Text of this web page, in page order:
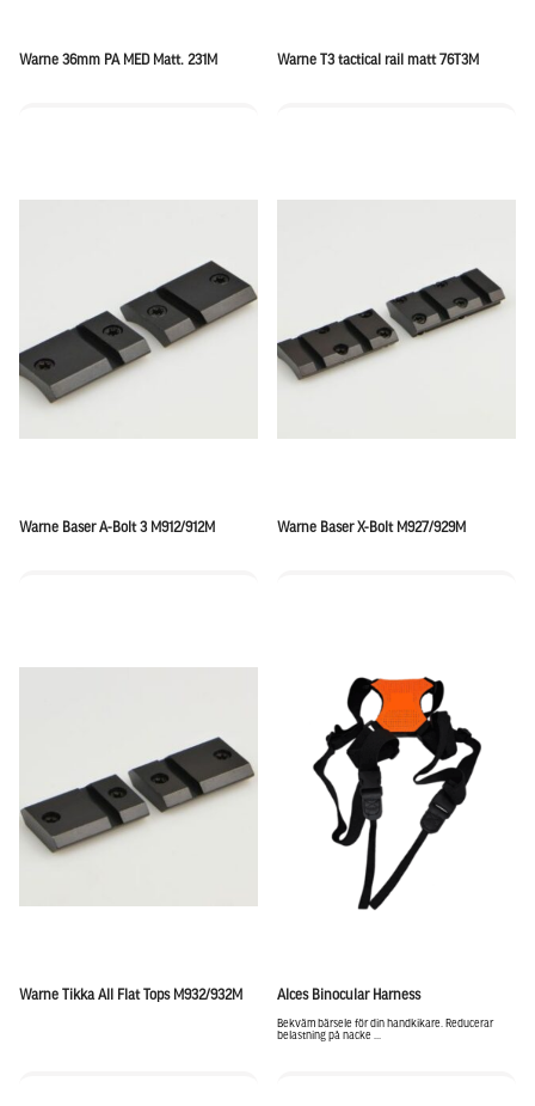
Warne 36mm PA MED Matt. 231M Warne T3 tactical rail matt 76T3M
Warne Baser A-Bolt 3 M912/912M Warne Baser X-Bolt M927/929M
Warne Tikka All Flat Tops M932/932M Alces Binocular Harness
Bekväm bärsele för din handkikare. Reducerar
belastning på nacke ...